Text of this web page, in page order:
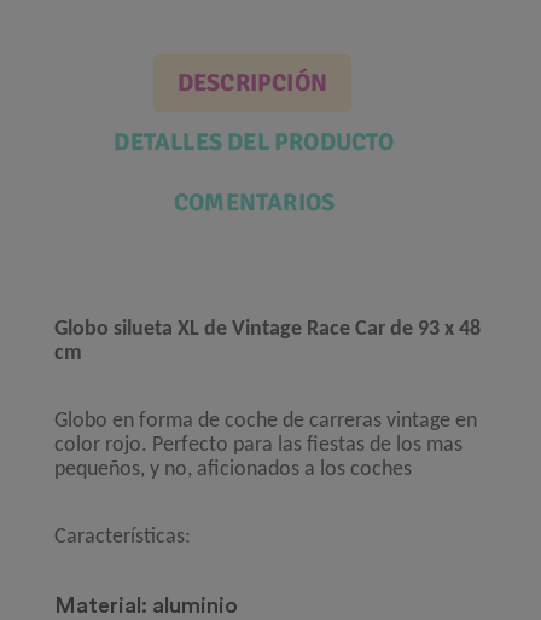
DESCRIPCIÓN
DETALLES DEL PRODUCTO
COMENTARIOS
Globo silueta XL de Vintage Race Car de 93 x 48
cm
Globo en forma de coche de carreras vintage en
color rojo. Perfecto para las fiestas de los mas
pequeños, y no, aficionados a los coches
Características:
Material: aluminio